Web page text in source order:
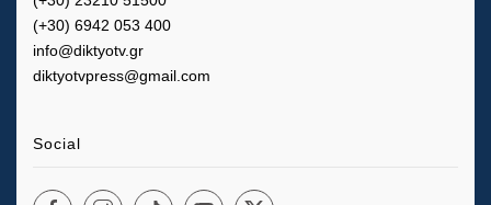
(+30) 6942 053 400
info@diktyotv.gr
diktyotvpress@gmail.com
Social